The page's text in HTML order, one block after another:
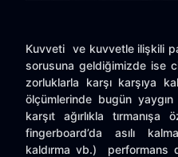
Kuvveti ve kuvvetle ilişkili
sorusuna geldiğimizde ise
zorluklarla karşı karşıya
ölçümlerinde bugün
karşıt ağırlıkla
fingerboard’da asılı
kaldırma vb.) performans